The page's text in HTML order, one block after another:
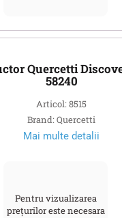
Quercetti
58240
Articol: 8515
Brand: Quercetti
Mai multe detalii
Pentru vizualizarea
prețurilor este necesara